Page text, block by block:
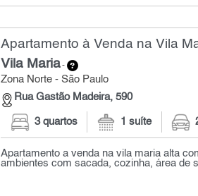
Apartamento à Venda na Vila
Vila Maria-
Zona Norte - São Paulo
Rua Gastão Madeira, 590
3 quartos 1 suíte
Apartamento a venda na vila maria alta
ambientes com sacada, cozinha, área de